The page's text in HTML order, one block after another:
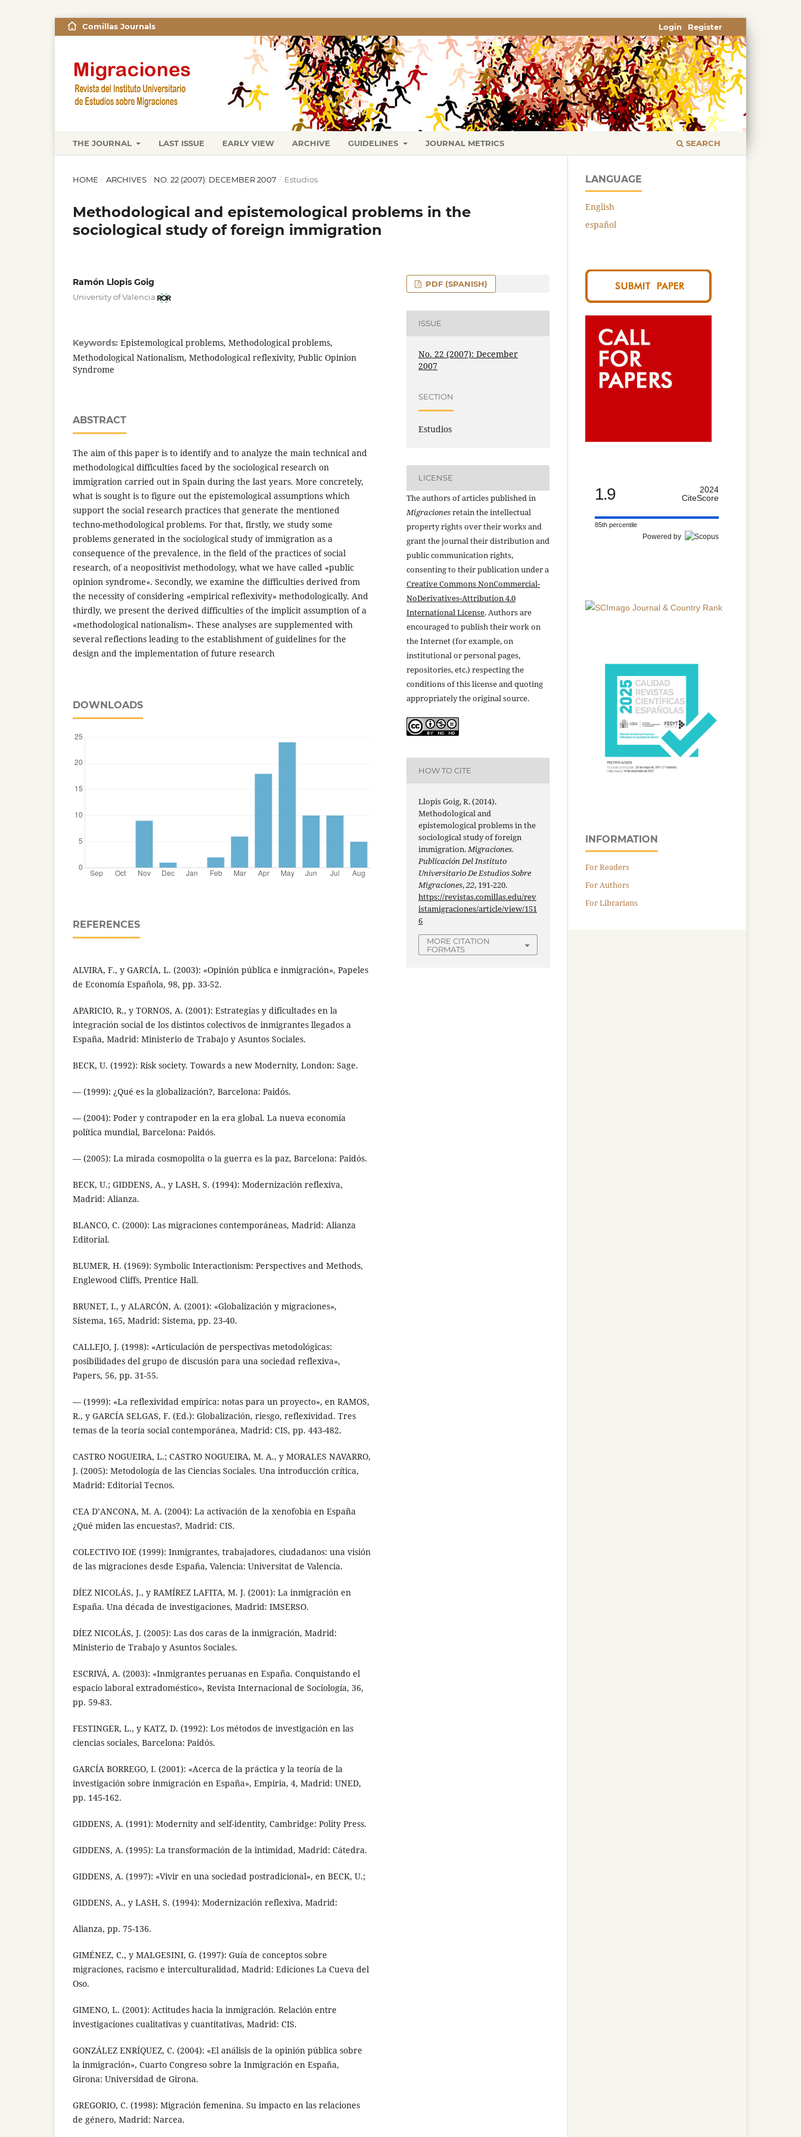
THE JOURNAL LAST ISSUE EARLY VIEW ARCHIVE GUIDELINES JOURNAL METRICS SEARCH
Comillas Journals Register
Login
HOME / ARCHIVES / NO. 22 (2007): DECEMBER 2007 / Estudios
Methodological and epistemological problems in the
sociological study of foreign immigration
Ramón Llopis Goig
University of Valencia
Keywords: Epistemological problems, Methodological problems,
Methodological Nationalism, Methodological reflexivity, Public Opinion
Syndrome
ABSTRACT
The aim of this paper is to identify and to analyze the main technical and
methodological difficulties faced by the sociological research on
immigration carried out in Spain during the last years. More concretely,
what is sought is to figure out the epistemological assumptions which
support the social research practices that generate the mentioned
techno-methodological problems. For that, firstly, we study some
problems generated in the sociological study of immigration as a
consequence of the prevalence, in the field of the practices of social
research, of a neopositivist methodology, what we have called «public
opinion syndrome». Secondly, we examine the difficulties derived from
the necessity of considering «empirical reflexivity» methodologically. And
thirdly, we present the derived difficulties of the implicit assumption of a
«methodological nationalism». These analyses are supplemented with
several reflections leading to the establishment of guidelines for the
design and the implementation of future research
DOWNLOADS
REFERENCES
ALVIRA, F., y GARCÍA, L. (2003): «Opinión pública e inmigración», Papeles
de Economía Española, 98, pp. 33-52.
APARICIO, R., y TORNOS, A. (2001): Estrategias y dificultades en la
integración social de los distintos colectivos de inmigrantes llegados a
España, Madrid: Ministerio de Trabajo y Asuntos Sociales.
BECK, U. (1992): Risk society. Towards a new Modernity, London: Sage.
— (1999): ¿Qué es la globalización?, Barcelona: Paidós.
— (2004): Poder y contrapoder en la era global. La nueva economía
política mundial, Barcelona: Paidós.
— (2005): La mirada cosmopolita o la guerra es la paz, Barcelona: Paidós.
BECK, U.; GIDDENS, A., y LASH, S. (1994): Modernización reflexiva,
Madrid: Alianza.
BLANCO, C. (2000): Las migraciones contemporáneas, Madrid: Alianza
Editorial.
BLUMER, H. (1969): Symbolic Interactionism: Perspectives and Methods,
Englewood Cliffs, Prentice Hall.
BRUNET, I., y ALARCÓN, A. (2001): «Globalización y migraciones»,
Sistema, 165, Madrid: Sistema, pp. 23-40.
CALLEJO, J. (1998): «Articulación de perspectivas metodológicas:
posibilidades del grupo de discusión para una sociedad reflexiva»,
Papers, 56, pp. 31-55.
— (1999): «La reflexividad empírica: notas para un proyecto», en RAMOS,
R., y GARCÍA SELGAS, F. (Ed.): Globalización, riesgo, reflexividad. Tres
temas de la teoría social contemporánea, Madrid: CIS, pp. 443-482.
CASTRO NOGUEIRA, L.; CASTRO NOGUEIRA, M. A., y MORALES NAVARRO,
J. (2005): Metodología de las Ciencias Sociales. Una introducción crítica,
Madrid: Editorial Tecnos.
CEA D’ANCONA, M. A. (2004): La activación de la xenofobia en España
¿Qué miden las encuestas?, Madrid: CIS.
COLECTIVO IOE (1999): Inmigrantes, trabajadores, ciudadanos: una visión
de las migraciones desde España, Valencia: Universitat de Valencia.
DÍEZ NICOLÁS, J., y RAMÍREZ LAFITA, M. J. (2001): La inmigración en
España. Una década de investigaciones, Madrid: IMSERSO.
DÍEZ NICOLÁS, J. (2005): Las dos caras de la inmigración, Madrid:
Ministerio de Trabajo y Asuntos Sociales.
ESCRIVÁ, A. (2003): «Inmigrantes peruanas en España. Conquistando el
espacio laboral extradoméstico», Revista Internacional de Sociología, 36,
pp. 59-83.
FESTINGER, L., y KATZ, D. (1992): Los métodos de investigación en las
ciencias sociales, Barcelona: Paidós.
GARCÍA BORREGO, I. (2001): «Acerca de la práctica y la teoría de la
investigación sobre inmigración en España», Empiria, 4, Madrid: UNED,
pp. 145-162.
GIDDENS, A. (1991): Modernity and self-identity, Cambridge: Polity Press.
GIDDENS, A. (1995): La transformación de la intimidad, Madrid: Cátedra.
GIDDENS, A. (1997): «Vivir en una sociedad postradicional», en BECK, U.;
GIDDENS, A., y LASH, S. (1994): Modernización reflexiva, Madrid:
Alianza, pp. 75-136.
GIMÉNEZ, C., y MALGESINI, G. (1997): Guía de conceptos sobre
migraciones, racismo e interculturalidad, Madrid: Ediciones La Cueva del
Oso.
GIMENO, L. (2001): Actitudes hacia la inmigración. Relación entre
investigaciones cualitativas y cuantitativas, Madrid: CIS.
GONZÁLEZ ENRÍQUEZ, C. (2004): «El análisis de la opinión pública sobre
la inmigración», Cuarto Congreso sobre la Inmigración en España,
Girona: Universidad de Girona.
GREGORIO, C. (1998): Migración femenina. Su impacto en las relaciones
de género, Madrid: Narcea.
PDF (SPANISH)
ISSUE
No. 22 (2007): December
2007
SECTION
Estudios
LICENSE
The authors of articles published in
Migracionesretain the intellectual
property rights over their works and
grant the journal their distribution and
public communication rights,
consenting to their publication under a
Creative Commons NonCommercial-
NoDerivatives-Attribution 4.0
International License. Authors are
encouraged to publish their work on
the Internet (for example, on
institutional or personal pages,
repositories, etc.) respecting the
conditions of this license and quoting
appropriately the original source.
HOW TO CITE
Llopis Goig, R. (2014).
Methodological and
epistemological problems in the
sociological study of foreign
immigration.Migraciones.
Publicación Del Instituto
Universitario De Estudios Sobre
Migraciones,22, 191-220.
https://revistas.comillas.edu/rev
istamigraciones/article/view/151
6
MORE CITATION
FORMATS
LANGUAGE
English
español
1.9
2024
CiteScore
85th percentile
Powered by
INFORMATION
For Readers
For Authors
For Librarians